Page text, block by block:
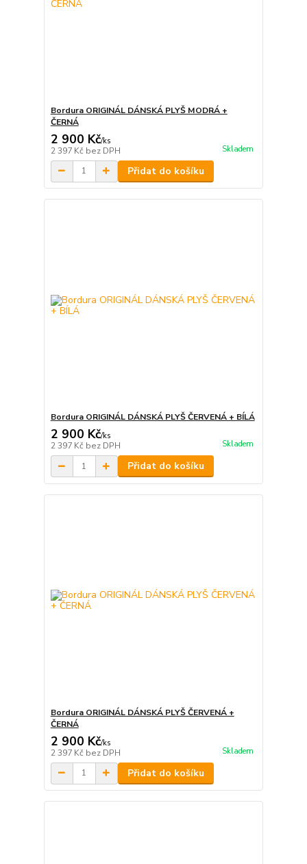
Bordura ORIGINÁL DÁNSKÁ PLYŠ MODRÁ +
ČERNÁ
2 900 Kč/ks
2 397 Kč bez DPH Skladem
Přidat do košíku
Bordura ORIGINÁL DÁNSKÁ PLYŠ ČERVENÁ + BÍLÁ
2 900 Kč/ks
2 397 Kč bez DPH Skladem
Přidat do košíku
Bordura ORIGINÁL DÁNSKÁ PLYŠ ČERVENÁ +
ČERNÁ
2 900 Kč/ks
2 397 Kč bez DPH Skladem
Přidat do košíku